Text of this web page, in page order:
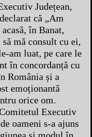
Județean,
că „Am
în Banat,
mă consult cu ei,
am luat, pe care le
în concordanță cu
România și a
emoționantă
orice om.
Executiv
oameni s-a ajuns